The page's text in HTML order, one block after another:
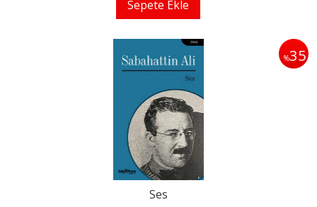
Sepete Ekle
%35
Ses